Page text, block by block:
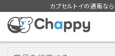
カプセルトイの通販な